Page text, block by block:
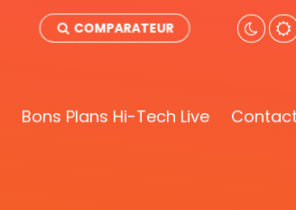
COMPARATEUR
Bons Plans Hi-Tech Live Contact